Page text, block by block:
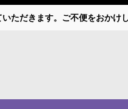
ただきます。ご不便をおかけ